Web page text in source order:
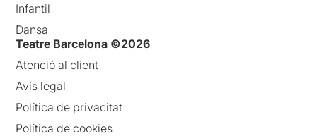
Infantil
Dansa
Teatre Barcelona ©2026
Atenció al client
Avís legal
Política de privacitat
Política de cookies